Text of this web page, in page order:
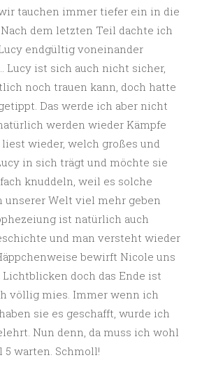
tauchen immer tiefer ein in die
dem letzten Teil dachte ich
endgültig voneinander
Lucy ist sich auch nicht sicher,
noch trauen kann, doch hatte
Das werde ich aber nicht
werden wieder Kämpfe
liest wieder, welch großes und
in sich trägt und möchte sie
knuddeln, weil es solche
unserer Welt viel mehr geben
ist natürlich auch
und man versteht wieder
bewirft Nicole uns
doch das Ende ist
völlig mies. Immer wenn ich
sie es geschafft, wurde ich
Nun denn, da muss ich wohl
warten. Schmoll!